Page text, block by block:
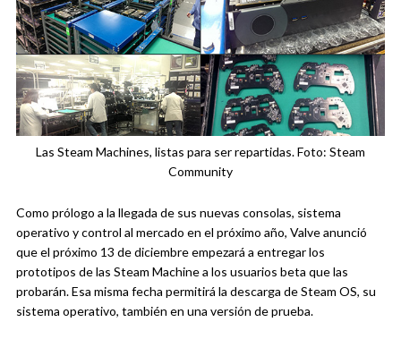
Las Steam Machines, listas para ser repartidas. Foto: Steam
Community
Como prólogo a la llegada de sus nuevas consolas, sistema
operativo y control al mercado en el próximo año, Valve anunció
que el próximo 13 de diciembre empezará a entregar los
prototipos de las Steam Machine a los usuarios beta que las
probarán. Esa misma fecha permitirá la descarga de Steam OS, su
sistema operativo, también en una versión de prueba.